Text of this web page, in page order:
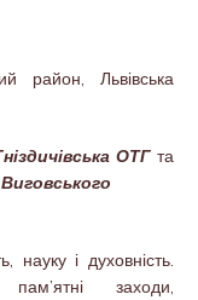
район, Львівська
ОТГ та
і духовність.
заходи,